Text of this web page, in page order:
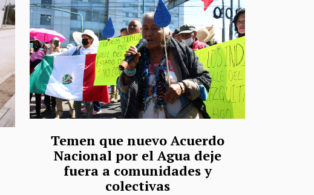
Temen que nuevo Acuerdo
Nacional por el Agua deje
fuera a comunidades y
colectivas